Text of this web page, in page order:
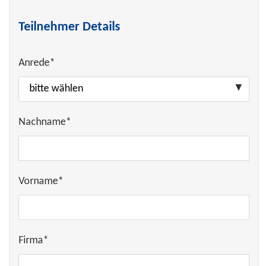
Teilnehmer Details
Anrede*
Nachname*
Vorname*
Firma*